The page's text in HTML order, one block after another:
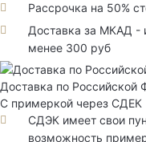
Рассрочка на 50%
Доставка за МКАД -
менее 300 руб
Доставка по Российской
С примеркой через СДЕК
СДЭК имеет свои
возможность